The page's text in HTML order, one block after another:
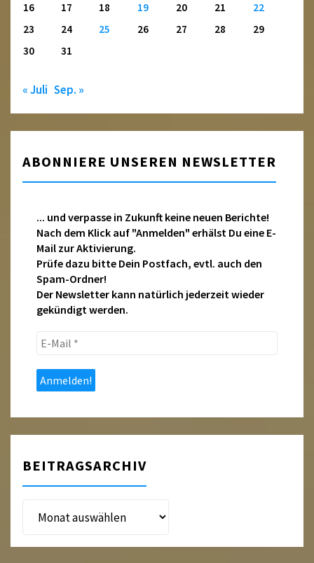
16
17 18 19 20 21
22
23
24 25 26 27 28
29
30
31
« Juli Sep. »
ABONNIERE UNSEREN NEWSLETTER
... und verpasse in Zukunft keine neuen Berichte!
Nach dem Klick auf "Anmelden" erhälst Du eine E-
Mail zur Aktivierung.
Prüfe dazu bitte Dein Postfach, evtl. auch den
Spam-Ordner!
Der Newsletter kann natürlich jederzeit wieder
gekündigt werden.
E-
*
BEITRAGSARCHIV
Beitragsarchiv